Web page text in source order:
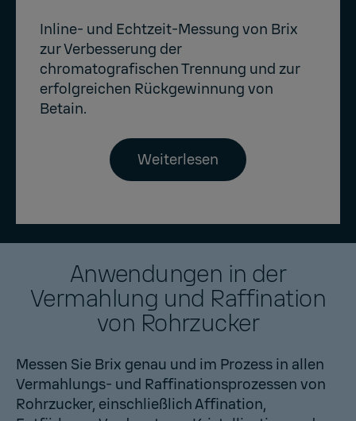
Inline- und Echtzeit-Messung von Brix
zur Verbesserung der
chromatografischen Trennung und zur
erfolgreichen Rückgewinnung von
Betain.
Weiterlesen
Anwendungen in der
Vermahlung und Raffination
von Rohrzucker
Messen Sie Brix genau und im Prozess in allen
Vermahlungs- und Raffinationsprozessen von
Rohrzucker, einschließlich Affination,